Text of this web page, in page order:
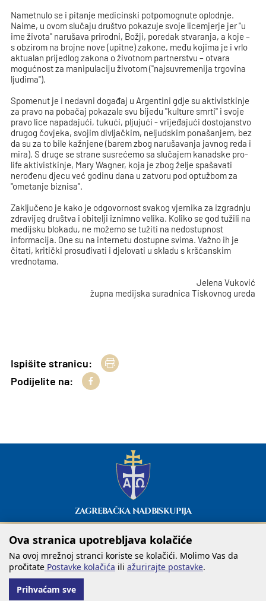
Nametnulo se i pitanje medicinski potpomognute oplodnje.
Naime, u ovom slučaju društvo pokazuje svoje licemjerje jer "u
ime života" narušava prirodni, Božji, poredak stvaranja, a koje –
s obzirom na brojne nove (upitne) zakone, među kojima je i vrlo
aktualan prijedlog zakona o životnom partnerstvu – otvara
mogućnost za manipulaciju životom ("najsuvremenija trgovina
ljudima").
Spomenut je i nedavni događaj u Argentini gdje su aktivistkinje
za pravo na pobačaj pokazale svu bijedu "kulture smrti" i svoje
pravo lice napadajući, tukući, pljujući - vrijeđajući dostojanstvo
drugog čovjeka, svojim divljačkim, neljudskim ponašanjem, bez
da su za to bile kažnjene (barem zbog narušavanja javnog reda i
mira). S druge se strane susrećemo sa slučajem kanadske pro-
life aktivistkinje, Mary Wagner, koja je zbog želje spašavati
nerođenu djecu već godinu dana u zatvoru pod optužbom za
"ometanje biznisa".
Zaključeno je kako je odgovornost svakog vjernika za izgradnju
zdravijeg društva i obitelji iznimno velika. Koliko se god tužili na
medijsku blokadu, ne možemo se tužiti na nedostupnost
informacija. One su na internetu dostupne svima. Važno ih je
čitati, kritički prosuđivati i djelovati u skladu s kršćanskim
vrednotama.
Jelena Vuković
župna medijska suradnica Tiskovnog ureda
Ispišite stranicu:
Podijelite na:
ZAGREBAČKA NADBISKUPIJA
Ova stranica upotrebljava kolačiće
Na ovoj mrežnoj stranci koriste se kolačići. Molimo Vas da
pročitate Postavke kolačića ili ažurirajte postavke.
Prihvaćam sve